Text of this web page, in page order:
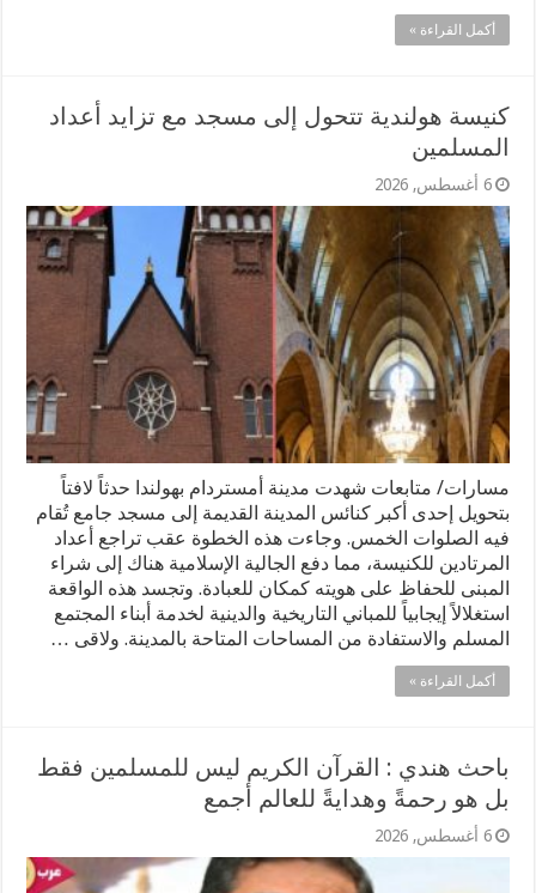
أكمل القراءة »
كنيسة هولندية تتحول إلى مسجد مع تزايد أعداد
المسلمين
6 أغسطس, 2026
مسارات/ متابعات شهدت مدينة أمستردام بهولندا حدثاً لافتاً
بتحويل إحدى أكبر كنائس المدينة القديمة إلى مسجد جامع تُقام
فيه الصلوات الخمس. وجاءت هذه الخطوة عقب تراجع أعداد
المرتادين للكنيسة، مما دفع الجالية الإسلامية هناك إلى شراء
المبنى للحفاظ على هويته كمكان للعبادة. وتجسد هذه الواقعة
استغلالاً إيجابياً للمباني التاريخية والدينية لخدمة أبناء المجتمع
المسلم والاستفادة من المساحات المتاحة بالمدينة. ولاقى …
أكمل القراءة »
باحث هندي : القرآن الكريم ليس للمسلمين فقط
بل هو رحمةً وهدايةً للعالم أجمع
6 أغسطس, 2026